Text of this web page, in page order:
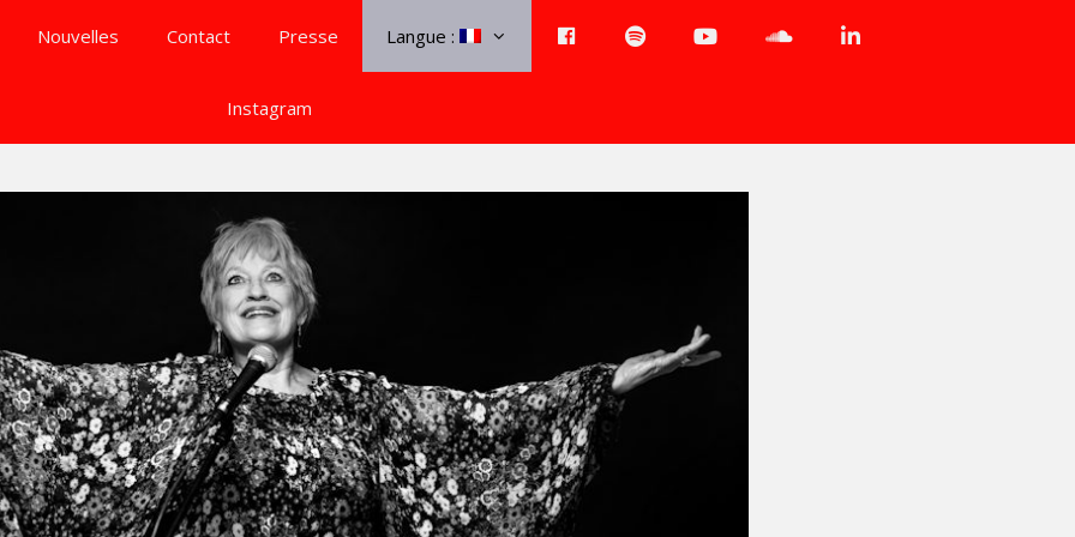
Nouvelles Contact Presse Langue : Menu- Spotify YouTubeSoundcloudLinkedIn
Instagram